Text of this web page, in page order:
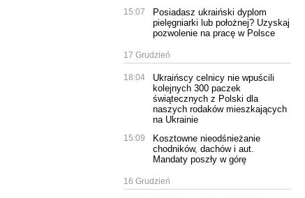
15:07
Posiadasz ukraiński dyplom
pielęgniarki lub położnej? Uzyskaj
pozwolenie na pracę w Polsce
17 Grudzień
18:04
Ukraińscy celnicy nie wpuścili
kolejnych 300 paczek
świątecznych z Polski dla
naszych rodaków mieszkających
na Ukrainie
15:09
Kosztowne nieodśnieżanie
chodników, dachów i aut.
Mandaty poszły w górę
16 Grudzień